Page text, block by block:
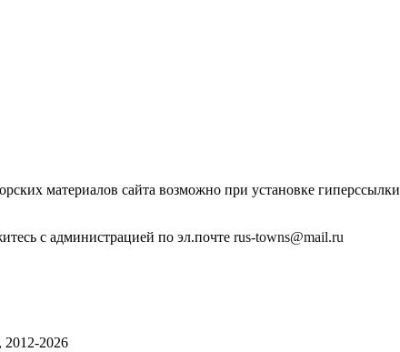
материалов сайта возможно при установке гиперссылки
с администрацией по эл.почте rus-towns@mail.ru
, 2012-2026